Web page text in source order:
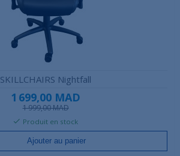
SKILLCHAIRS Nightfall
1 699,00 MAD
1 999,00 MAD
Produit en stock
Ajouter au panier